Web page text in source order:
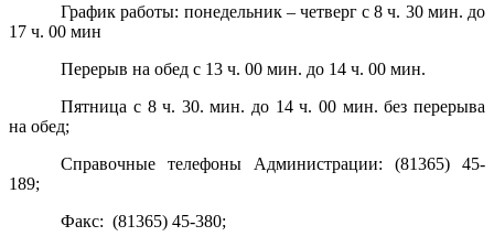
График работы: понедельник – четверг с 8 ч. 30 мин. до
17 ч. 00 мин
Перерыв на обед с 13 ч. 00 мин. до 14 ч. 00 мин.
Пятница с 8 ч. 30. мин. до 14 ч. 00 мин. без перерыва
на обед;
Справочные телефоны Администрации: (81365) 45-
189;
Факс: (81365) 45-380;